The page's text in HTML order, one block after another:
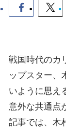
戦国時代のカ
ップスター、
いように思え
意外な共通点
記事では、木